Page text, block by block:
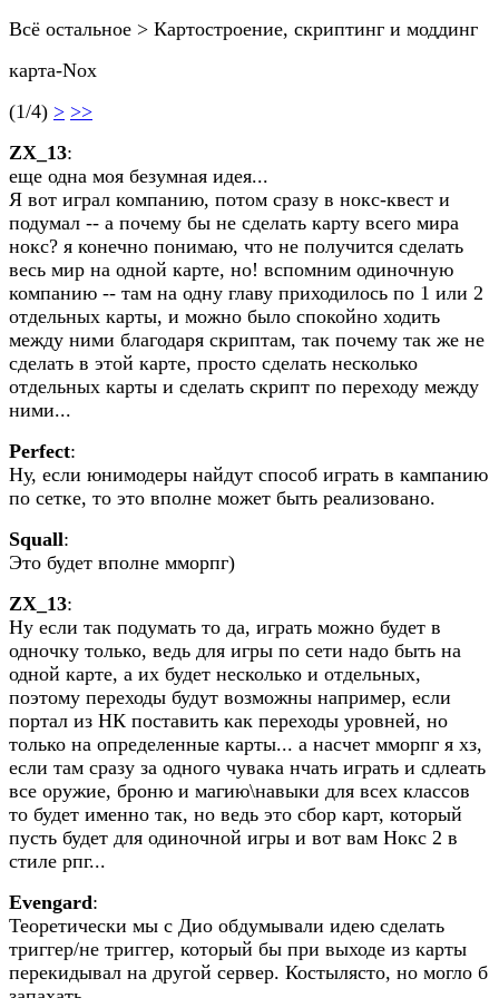
Всё остальное > Картостроение, скриптинг и моддинг
карта-Nox
(1/4) > >>
ZX_13:
еще одна моя безумная идея...
Я вот играл компанию, потом сразу в нокс-квест и
подумал -- а почему бы не сделать карту всего мира
нокс? я конечно понимаю, что не получится сделать
весь мир на одной карте, но! вспомним одиночную
компанию -- там на одну главу приходилось по 1 или 2
отдельных карты, и можно было спокойно ходить
между ними благодаря скриптам, так почему так же не
сделать в этой карте, просто сделать несколько
отдельных карты и сделать скрипт по переходу между
ними...
Perfect:
Ну, если юнимодеры найдут способ играть в кампанию
по сетке, то это вполне может быть реализовано.
Squall:
Это будет вполне мморпг)
ZX_13:
Ну если так подумать то да, играть можно будет в
одночку только, ведь для игры по сети надо быть на
одной карте, а их будет несколько и отдельных,
поэтому переходы будут возможны например, если
портал из НК поставить как переходы уровней, но
только на определенные карты... а насчет мморпг я хз,
если там сразу за одного чувака нчать играть и сдлеать
все оружие, броню и магию\навыки для всех классов
то будет именно так, но ведь это сбор карт, который
пусть будет для одиночной игры и вот вам Нокс 2 в
стиле рпг...
Evengard:
Теоретически мы с Дио обдумывали идею сделать
триггер/не триггер, который бы при выходе из карты
перекидывал на другой сервер. Костылясто, но могло б